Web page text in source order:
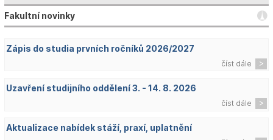
Fakultní novinky
Zápis do studia prvních ročníků 2026/2027
číst dále
Uzavření studijního oddělení 3. - 14. 8. 2026
číst dále
Aktualizace nabídek stáží, praxí, uplatnění